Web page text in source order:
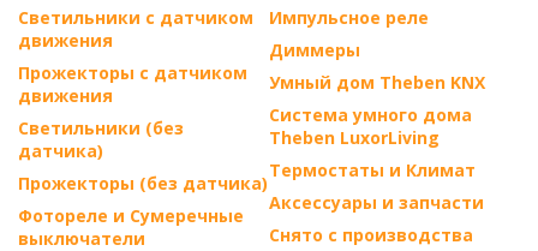
Светильники с датчиком
движения
Прожекторы с датчиком
движения
Светильники (без
датчика)
Прожекторы (без датчика)
Фотореле и Сумеречные
выключатели
Импульсное реле
Диммеры
Умный дом Theben KNX
Система умного дома
Theben LuxorLiving
Термостаты и Климат
Аксессуары и запчасти
Снято с производства